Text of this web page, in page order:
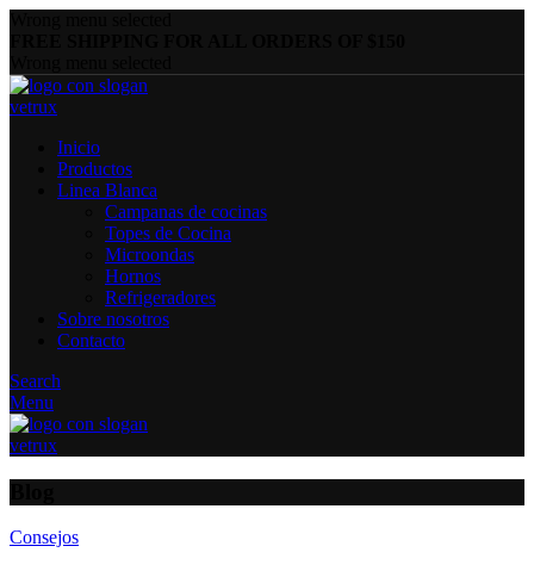
Inicio
Productos
Linea Blanca
Campanas de cocinas
Topes de Cocina
Microondas
Hornos
Refrigeradores
Sobre nosotros
Contacto
Search
Menu
Consejos